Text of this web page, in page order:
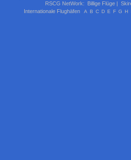
RSCG NetWork: Billige Flüge |
Internationale Flughäfen
A B C D E F G H